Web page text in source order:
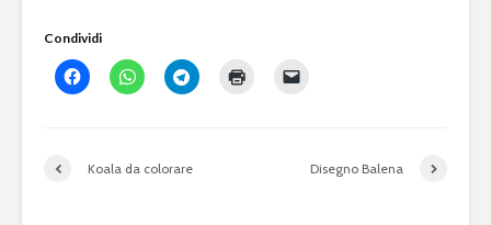
Condividi
Koala da colorare Disegno Balena